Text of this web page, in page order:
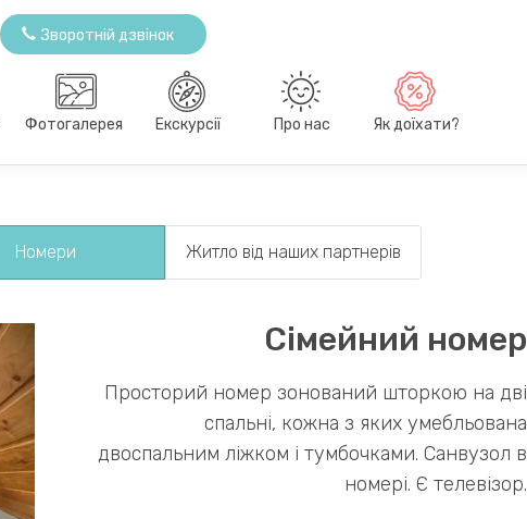
Зворотній дзвінок
Фотогалерея Екскурсії Про нас Як доїхати?
Номери Житло від наших партнерів
Сімейний номер
Просторий номер зонований шторкою на дві
спальні, кожна з яких умебльована
двоспальним ліжком і тумбочками. Санвузол в
номері. Є телевізор.